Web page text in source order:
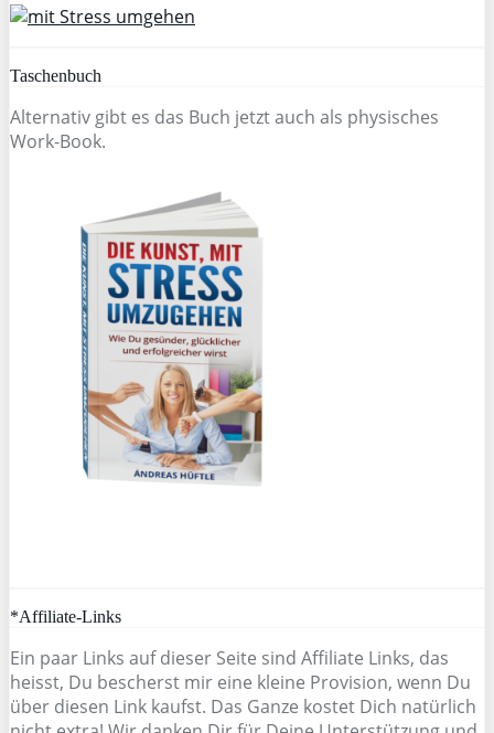
Taschenbuch
Alternativ gibt es das Buch jetzt auch als physisches
Work-Book.
*Affiliate-Links
Ein paar Links auf dieser Seite sind Affiliate Links, das
heisst, Du bescherst mir eine kleine Provision, wenn Du
über diesen Link kaufst. Das Ganze kostet Dich natürlich